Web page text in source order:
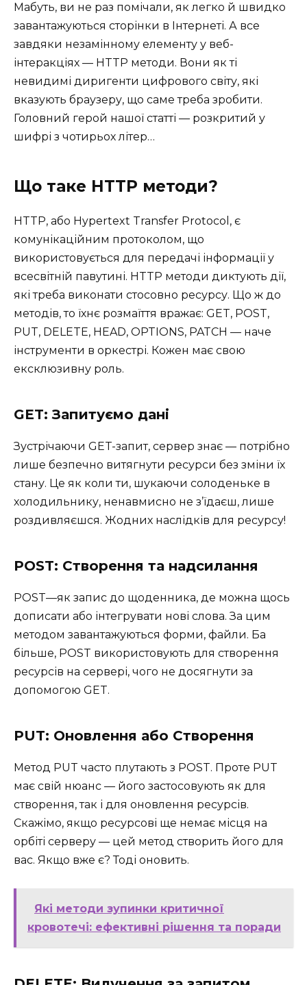
Мабуть, ви не раз помічали, як легко й швидко
завантажуються сторінки в Інтернеті. А все
завдяки незамінному елементу у веб-
інтеракціях — HTTP методи. Вони як ті
невидимі диригенти цифрового світу, які
вказують браузеру, що саме треба зробити.
Головний герой нашої статті — розкритий у
шифрі з чотирьох літер…
Що таке HTTP методи?
HTTP, або Hypertext Transfer Protocol, є
комунікаційним протоколом, що
використовується для передачі інформації у
всесвітній павутині. HTTP методи диктують дії,
які треба виконати стосовно ресурсу. Що ж до
методів, то їхнє розмаїття вражає: GET, POST,
PUT, DELETE, HEAD, OPTIONS, PATCH — наче
інструменти в оркестрі. Кожен має свою
ексклюзивну роль.
GET: Запитуємо дані
Зустрічаючи GET-запит, сервер знає — потрібно
лише безпечно витягнути ресурси без зміни їх
стану. Це як коли ти, шукаючи солоденьке в
холодильнику, ненавмисно не з’їдаєш, лише
роздивляєшся. Жодних наслідків для ресурсу!
POST: Створення та надсилання
POST—як запис до щоденника, де можна щось
дописати або інтегрувати нові слова. За цим
методом завантажуються форми, файли. Ба
більше, POST використовують для створення
ресурсів на сервері, чого не досягнути за
допомогою GET.
PUT: Оновлення або Створення
Метод PUT часто плутають з POST. Проте PUT
має свій нюанс — його застосовують як для
створення, так і для оновлення ресурсів.
Скажімо, якщо ресурсові ще немає місця на
орбіті серверу — цей метод створить його для
вас. Якщо вже є? Тоді оновить.
Які методи зупинки критичної
кровотечі: ефективні рішення та поради